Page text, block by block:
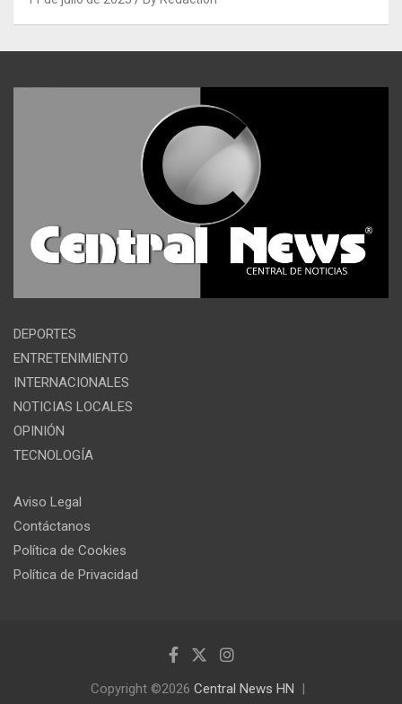
DEPORTES
ENTRETENIMIENTO
INTERNACIONALES
NOTICIAS LOCALES
OPINIÓN
TECNOLOGÍA
Aviso Legal
Contáctanos
Política de Cookies
Política de Privacidad
Copyright ©2026 Central News HN